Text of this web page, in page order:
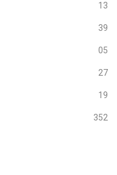
13
39
05
27
19
352